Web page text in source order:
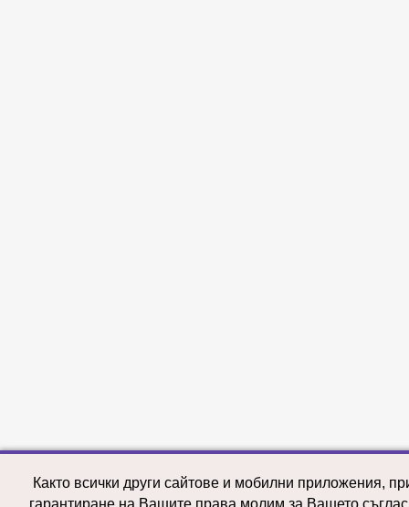
Както всички други сайтове и мобилни приложения,
гарантиране на Вашите права молим за Вашето